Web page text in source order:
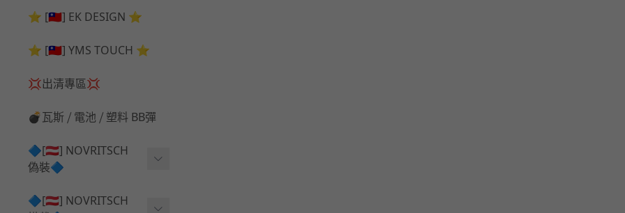
🆙 升級 ⧸ 部件
⭐ [🇹🇼] EK DESIGN ⭐
⭐ [🇹🇼] YMS TOUCH ⭐
💢出清專區💢
💣瓦斯 ⧸ 電池 ⧸ 塑料 BB彈
🔷[🇦🇹] NOVRITSCH
偽裝🔷
上衣夾克 ⧸ Jacket
🔷[🇦🇹] NOVRITSCH